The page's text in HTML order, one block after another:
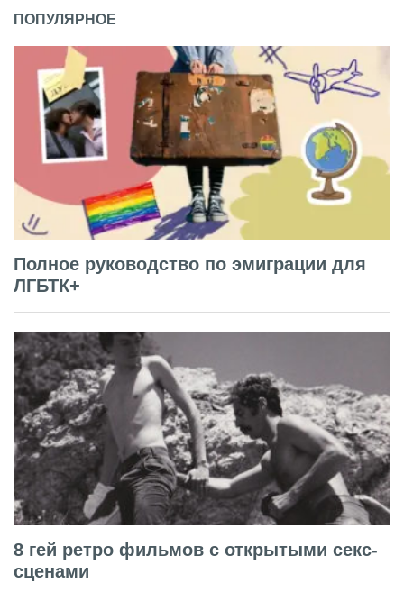
ПОПУЛЯРНОЕ
Полное руководство по эмиграции для
ЛГБТК+
8 гей ретро фильмов с открытыми секс-
сценами